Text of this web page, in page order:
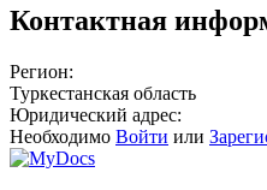
Контактная
Регион:
Туркестанская область
Юридический адрес:
Необходимо Войти или